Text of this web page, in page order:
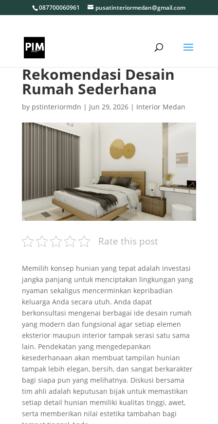
087700060961 pusatinteriormedan@gmail.com
Rekomendasi Desain
Rumah Sederhana
by pstinteriormdn | Jun 29, 2026| Interior Medan
Rate this post
Memilih konsep hunian yang tepat adalah investasi
jangka panjang untuk menciptakan lingkungan yang
nyaman sekaligus mencerminkan kepribadian
keluarga Anda secara utuh. Anda dapat
berkonsultasi mengenai berbagai ide desain rumah
yang modern dan fungsional agar setiap elemen
eksterior maupun interior tampak serasi satu sama
lain. Pendekatan yang mengedepankan
kesederhanaan akan membuat tampilan hunian
tampak lebih elegan, bersih, dan sangat berkarakter
bagi siapa pun yang melihatnya. Diskusi bersama
tim ahli adalah keputusan bijak untuk memastikan
setiap detail hunian memiliki kualitas tinggi, awet,
serta memberikan nilai estetika tambahan bagi